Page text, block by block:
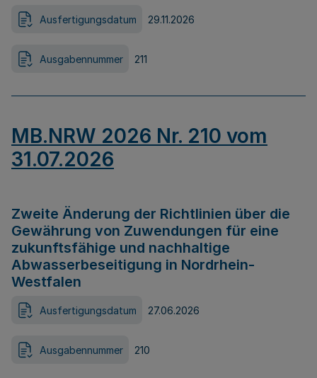
Ausfertigungsdatum 29.11.2026
Ausgabennummer 211
MB.NRW 2026 Nr. 210 vom
31.07.2026
Zweite Änderung der Richtlinien über die
Gewährung von Zuwendungen für eine
zukunftsfähige und nachhaltige
Abwasserbeseitigung in Nordrhein-
Westfalen
Ausfertigungsdatum 27.06.2026
Ausgabennummer 210